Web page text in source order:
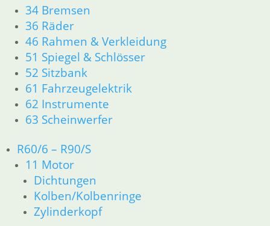
34 Bremsen
36 Räder
46 Rahmen & Verkleidung
51 Spiegel & Schlösser
52 Sitzbank
61 Fahrzeugelektrik
62 Instrumente
63 Scheinwerfer
R60/6 – R90/S
11 Motor
Dichtungen
Kolben/Kolbenringe
Zylinderkopf
zzgl.Versandkosten
In den Warenkorb
Klemmschraube
5,90€
Artikelnummer: 9057338
inkl. MwSt.
In den Warenkorb
Nadeldüse 2,68
9,50€
Artikelnummer: 1260971
inkl. MwSt.